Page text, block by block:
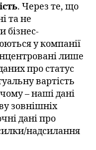
. Через те, що
та не
бізнес-
у компанії
лише
про статус
вартість
– наші дані
зовнішніх
дані про
надсилання